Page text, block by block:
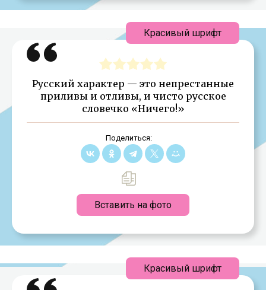
Русский характер — это непрестанные
приливы и отливы, и чисто русское
словечко «Ничего!»
Поделиться:
Вставить на фото
Красивый шрифт
Красивый шрифт